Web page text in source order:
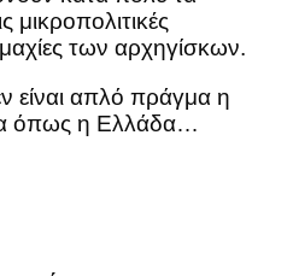
μικροπολιτικές
των αρχηγίσκων.
είναι απλό πράγμα η
όπως η Ελλάδα…